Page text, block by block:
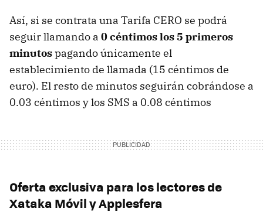
Así, si se contrata una Tarifa CERO se podrá
seguir llamando a 0 céntimos los 5 primeros
minutospagando únicamente el
establecimiento de llamada (15 céntimos de
euro). El resto de minutos seguirán cobrándose a
0.03 céntimos y los SMS a 0.08 céntimos
Oferta exclusiva para los lectores de
Xataka Móvil y Applesfera